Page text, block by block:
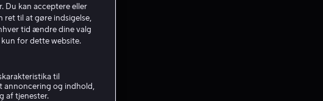
Du kan acceptere eller
ret til at gøre indsigelse,
tid ændre dine valg
for dette website.
til
annoncering og indhold,
af tjenester.